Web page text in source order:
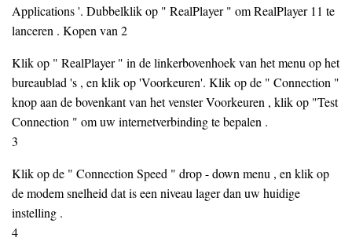
Applications '. Dubbelklik op " RealPlayer " om RealPlayer 11 te
lanceren . Kopen van 2
Klik op " RealPlayer " in de linkerbovenhoek van het menu op het
bureaublad 's , en klik op 'Voorkeuren'. Klik op de " Connection "
knop aan de bovenkant van het venster Voorkeuren , klik op "Test
Connection " om uw internetverbinding te bepalen .
3
Klik op de " Connection Speed ​​" drop - down menu , en klik op
de modem snelheid dat is een niveau lager dan uw huidige
instelling .
4